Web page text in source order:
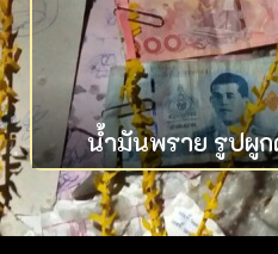
น้ำมันพราย รูปผูก